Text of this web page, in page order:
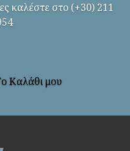
καλέστε στο (+30) 211
Καλάθι μου